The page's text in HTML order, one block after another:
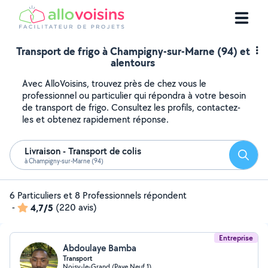
Transport de frigo à Champigny-sur-Marne (94) et
alentours
Avec AlloVoisins, trouvez près de chez vous le
professionnel ou particulier qui répondra à votre besoin
de transport de frigo. Consultez les profils, contactez-
les et obtenez rapidement réponse.
Livraison - Transport de colis
à Champigny-sur-Marne (94)
6 Particuliers et 8 Professionnels répondent
-
4,7/5 (220 avis)
Entreprise
Abdoulaye Bamba
Transport